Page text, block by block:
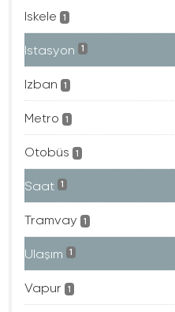
Iskele 1
Istasyon 1
Izban 1
Metro 1
Otobüs 1
Saat 1
Tramvay 1
Ulaşım 1
Vapur 1